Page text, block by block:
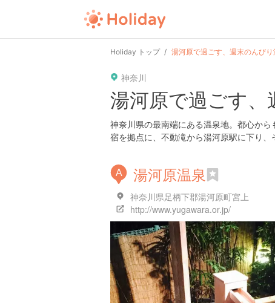
Holiday トップ 湯河原で過ごす、週末のんびり
神奈川
湯河原で過ごす、
神奈川県の最南端にある温泉地。都心か
宿を拠点に、不動滝から湯河原駅に下り、
A 湯河原温泉
神奈川県足柄下郡湯河原町宮上
http://www.yugawara.or.jp/